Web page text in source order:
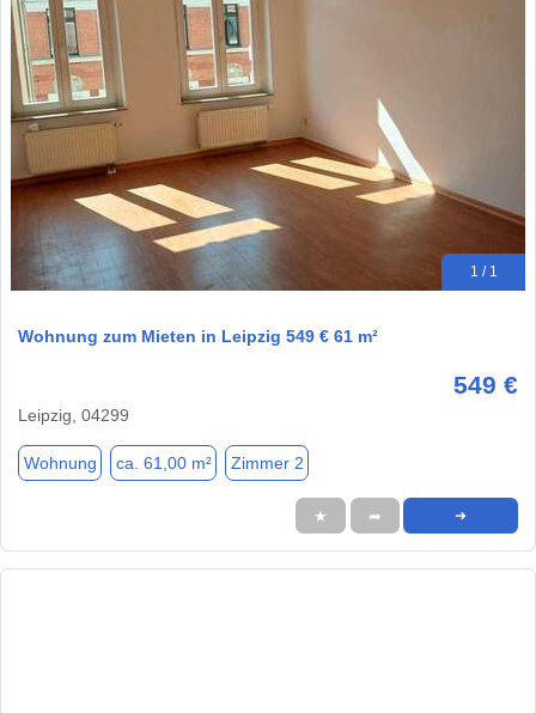
1 / 1
Wohnung zum Mieten in Leipzig 549 € 61 m²
549 €
Leipzig, 04299
Wohnung ca. 61,00 m² Zimmer 2
★ ➦ ➜